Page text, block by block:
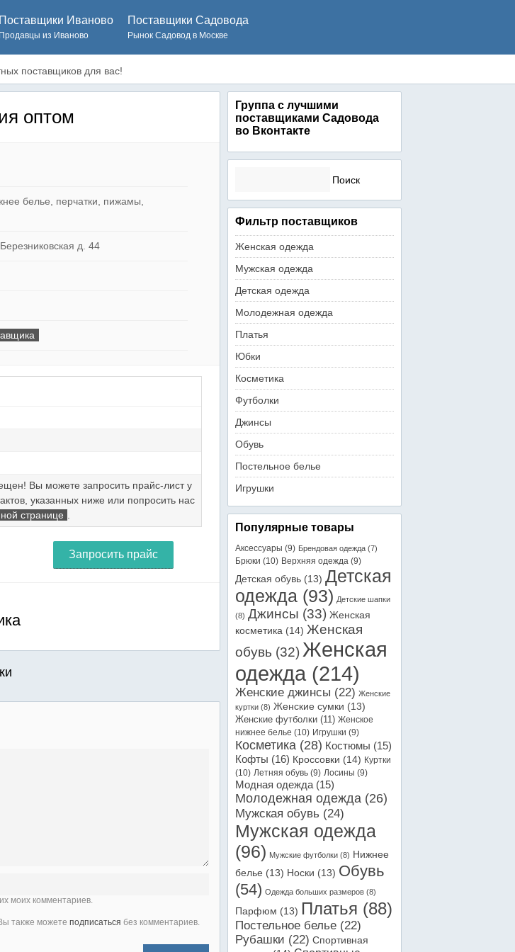
Поставщики Иваново
Продавцы из Иваново
Поставщики Садовода
Рынок Садовод в Москве
поставщиков для вас!
оптом
белье, перчатки, пижамы,
д. 44
Вы можете запросить прайс-лист у
указанных ниже или попросить нас
странице
Запросить прайс
моих комментариев.
также можете подписаться без комментариев.
Группа с лучшими
поставщиками Садовода
во Вконтакте
Фильтр поставщиков
Женская одежда
Мужская одежда
Детская одежда
Молодежная одежда
Платья
Юбки
Косметика
Футболки
Джинсы
Обувь
Постельное белье
Игрушки
Популярные товары
Аксессуары (9) Брендовая одежда (7)
Брюки (10) Верхняя одежда (9)
Детская обувь (13) Детская
одежда (93) Детские шапки
(8) Джинсы (33) Женская
косметика (14) Женская
обувь (32) Женская
одежда (214)
Женские джинсы (22) Женские
куртки (8) Женские сумки (13)
Женские футболки (11) Женское
нижнее белье (10) Игрушки (9)
Косметика (28) Костюмы (15)
Кофты (16) Кроссовки (14) Куртки
(10) Летняя обувь (9) Лосины (9)
Модная одежда (15)
Молодежная одежда (26)
Мужская обувь (24)
Мужская одежда
(96) Мужские футболки (8) Нижнее
белье (13) Носки (13) Обувь
(54) Одежда больших размеров (8)
Парфюм (13) Платья (88)
Постельное белье (22)
Рубашки (22) Спортивная